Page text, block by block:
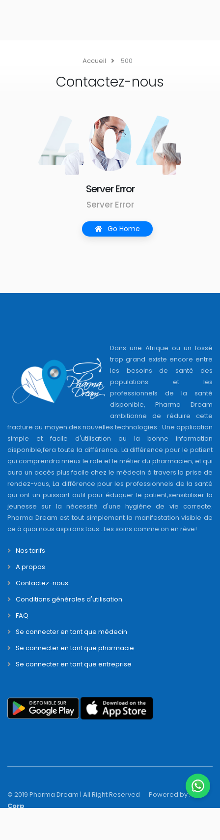
Accueil 500
Contactez-nous
Server Error
Server Error
Go Home
Dans une Afrique ou un fossé
trop grand existe encore entre
les besoins de santé des
populations et les
professionnels de la santé
disponible, Pharma Dream
ambitionne de réduire cette
fracture au moyen des nouvelles technologies : Une application
simple et facile d'utilisation ou la bonne information
disponible,fera toute la différence. La différence pour le patient
qui comprendra mieux le role et le métier du pharmacien, et qui
aura un accès plus facile chez le médecin à travers la prise de
rendez-vous, La différence pour les professionnels de la santé
qui ont un puissant outil pour éduquer le patient,sensibiliser la
jeunesse sur la nécessité d'une hygiène de vie correcte.
Pharma Dream est tout simplement la manifestation visible de
ce à quoi nous aspirons tous...Les soins comme on en rêve!
Nos tarifs
A propos
Contactez-nous
Conditions générales d'utilisation
FAQ
Se connecter en tant que médecin
Se connecter en tant que pharmacie
Se connecter en tant que entreprise
© 2019 Pharma Dream | All Right Reserved Powered by :N-Y
Corp